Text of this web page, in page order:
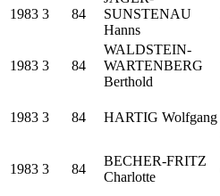
1983 3 84
SUNSTENAU
Hanns
1983 3 84
WALDSTEIN-
WARTENBERG
Berthold
1983 3 84 HARTIG Wolfgang
1983 3 84
BECHER-FRITZ
Charlotte